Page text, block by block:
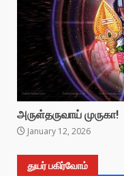
அருள்தருவாய் முருகா!
January 12, 2026
துயர் பகிர்வோம்